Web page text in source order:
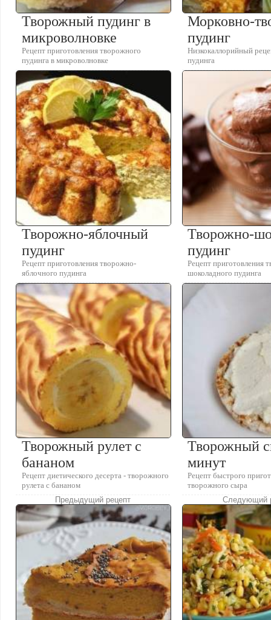
Творожный пудинг в
микроволновке
Рецепт приготовления творожного
пудинга в микроволновке
Морковно-
пудинг
Низкокаллорийный
пудинга
Творожно-яблочный
пудинг
Рецепт приготовления творожно-
яблочного пудинга
Творожно-
пудинг
Рецепт приготовления
шоколадного пудинга
Творожный рулет с
бананом
Рецепт диетического десерта - творожного
рулета с бананом
Творожный
минут
Рецепт быстрого
творожного сыра
Предыдущий рецепт
Следующий